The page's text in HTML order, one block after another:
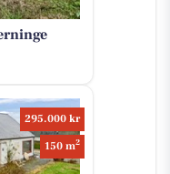
295.000 kr
150 m2